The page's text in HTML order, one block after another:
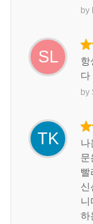
by
SL
항
다
by
TK
나
문
빨
신
니
하